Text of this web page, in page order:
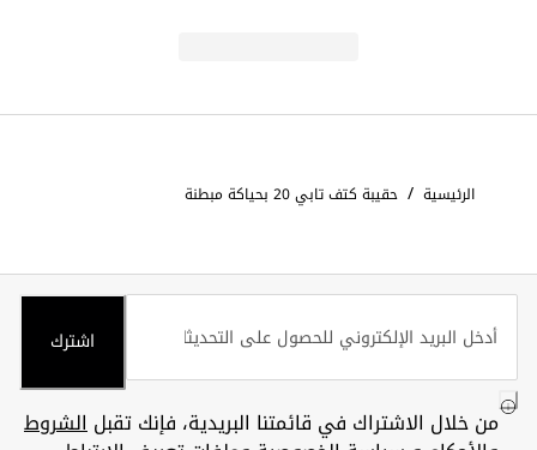
الرئيسية / حقيبة كتف تابي 20 بحياكة مبطنة
اشترك
من خلال الاشتراك في قائمتنا البريدية، فإنك تقبلالشروط